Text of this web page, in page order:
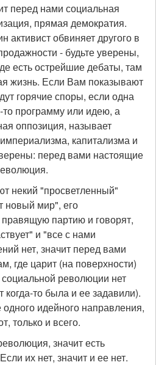
перед нами социальная
прямая демократия.
активист обвиняет другого в
- будьте уверены,
есть острейшие дебаты, там
жизнь. Если Вам показывают
горячие споры, если одна
то программу или идею, а
оппозиция, называет
капитализма и
перед вами настоящие
некий "просветленный"
новый мир", его
партию и говорят,
и "все с нами
нет, значит перед вами
где царит (на поверхности)
революции нет
когда-то была и ее задавили).
идейного направления,
только и всего.
значит есть
их нет, значит и ее нет.